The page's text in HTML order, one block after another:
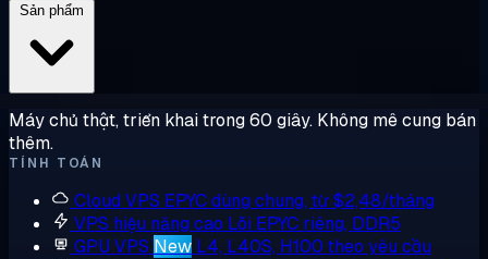
Máy chủ thật, triển khai trong 60 giây. Không mê cung bán
thêm.
TÍNH TOÁN
Cloud VPS EPYC dùng chung, từ $2,48/tháng
VPS hiệu năng cao Lõi EPYC riêng, DDR5
GPU VPS New L4, L40S, H100 theo yêu cầu